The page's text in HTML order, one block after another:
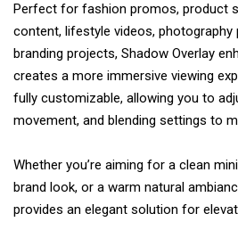
Perfect for fashion promos, product
content, lifestyle videos, photography
branding projects, Shadow Overlay
creates a more immersive viewing
fully customizable, allowing you to
movement, and blending settings to
Whether you’re aiming for a clean
brand look, or a warm natural
provides an elegant solution for